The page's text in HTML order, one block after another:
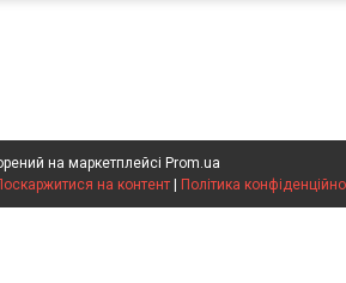
на маркетплейсі Prom.ua
на контент Політика